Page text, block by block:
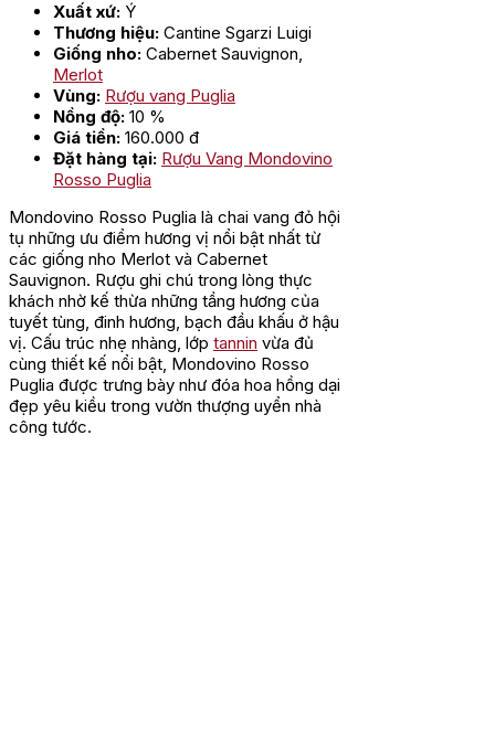
Xuất xứ: Ý
Thương hiệu: Cantine Sgarzi Luigi
Giống nho: Cabernet Sauvignon,
Merlot
Vùng: Rượu vang Puglia
Nồng độ: 10 %
Giá tiền: 160.000 đ
Đặt hàng tại: Rượu Vang Mondovino
Rosso Puglia
Mondovino Rosso Puglia là chai vang đỏ hội
tụ những ưu điểm hương vị nổi bật nhất từ
các giống nho Merlot và Cabernet
Sauvignon. Rượu ghi chú trong lòng thực
khách nhờ kế thừa những tầng hương của
tuyết tùng, đinh hương, bạch đầu khấu ở hậu
vị. Cấu trúc nhẹ nhàng, lớp tannin vừa đủ
cùng thiết kế nổi bật, Mondovino Rosso
Puglia được trưng bày như đóa hoa hồng dại
đẹp yêu kiều trong vườn thượng uyển nhà
công tước.